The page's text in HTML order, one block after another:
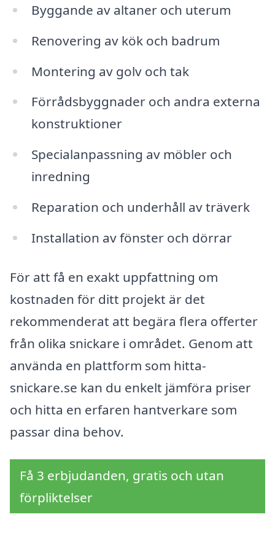
Byggande av altaner och uterum
Renovering av kök och badrum
Montering av golv och tak
Förrådsbyggnader och andra externa
konstruktioner
Specialanpassning av möbler och
inredning
Reparation och underhåll av träverk
Installation av fönster och dörrar
För att få en exakt uppfattning om
kostnaden för ditt projekt är det
rekommenderat att begära flera offerter
från olika snickare i området. Genom att
använda en plattform som hitta-
snickare.se kan du enkelt jämföra priser
och hitta en erfaren hantverkare som
passar dina behov.
Få 3 erbjudanden, gratis och utan
förpliktelser